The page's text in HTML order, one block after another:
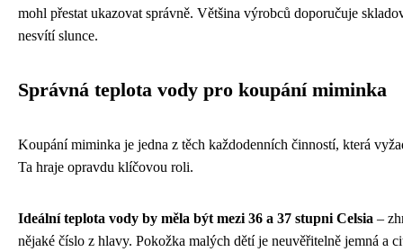
mohl přestat ukazovat správně. Většina výrobců doporučuje
nesvítí slunce.
Správná teplota vody pro koupání miminka
Koupání miminka je jedna z těch každodenních činností, která
Ta hraje opravdu klíčovou roli.
Ideální teplota vody by měla být mezi 36 a 37 stupni Celsia –
nějaké číslo z hlavy. Pokožka malých dětí je neuvěřitelně jemná a